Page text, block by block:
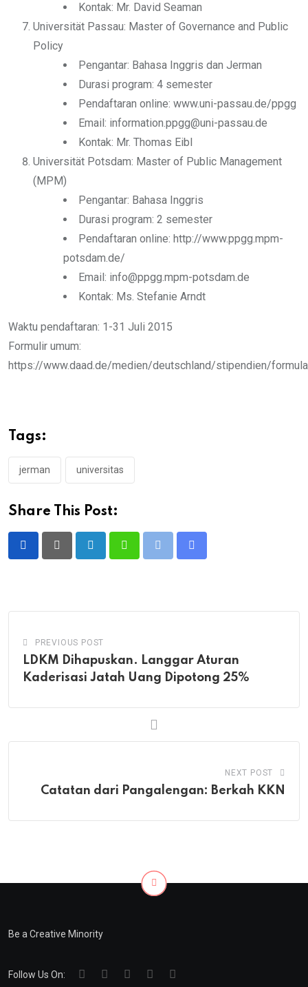
Kontak: Mr. David Seaman
Universität Passau: Master of Governance and Public
Policy
Pengantar: Bahasa Inggris dan Jerman
Durasi program: 4 semester
Pendaftaran online: www.uni-passau.de/ppgg
Email: information.ppgg@uni-passau.de
Kontak: Mr. Thomas Eibl
Universität Potsdam: Master of Public Management
(MPM)
Pengantar: Bahasa Inggris
Durasi program: 2 semester
Pendaftaran online: http://www.ppgg.mpm-
potsdam.de/
Email: info@ppgg.mpm-potsdam.de
Kontak: Ms. Stefanie Arndt
Waktu pendaftaran: 1-31 Juli 2015
Formulir umum:
https://www.daad.de/medien/deutschland/stipendien/
Tags:
jerman universitas
Share This Post:
LinkedIn WhatsappPrint
Share
PREVIOUS POST
LDKM Dihapuskan. Langgar Aturan
Kaderisasi Jatah Uang Dipotong 25%
NEXT POST
Catatan dari Pangalengan: Berkah KKN
Be a Creative Minority
Follow Us On: